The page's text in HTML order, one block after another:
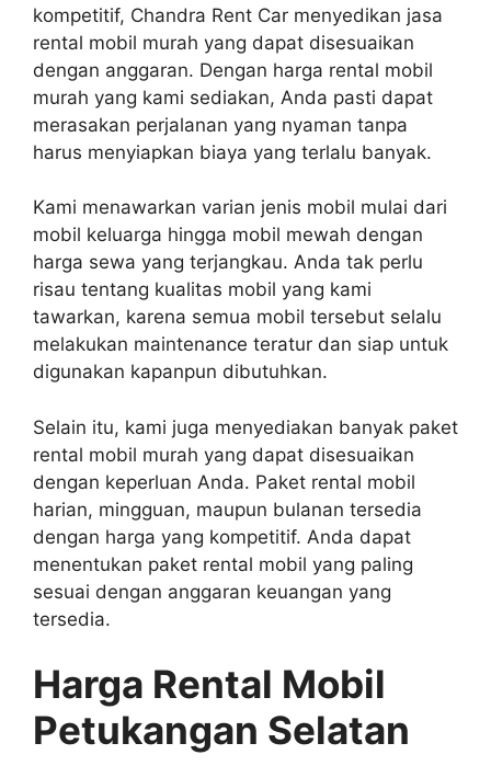
kompetitif, Chandra Rent Car menyedikan jasa
rental mobil murah yang dapat disesuaikan
dengan anggaran. Dengan harga rental mobil
murah yang kami sediakan, Anda pasti dapat
merasakan perjalanan yang nyaman tanpa
harus menyiapkan biaya yang terlalu banyak.
Kami menawarkan varian jenis mobil mulai dari
mobil keluarga hingga mobil mewah dengan
harga sewa yang terjangkau. Anda tak perlu
risau tentang kualitas mobil yang kami
tawarkan, karena semua mobil tersebut selalu
melakukan maintenance teratur dan siap untuk
digunakan kapanpun dibutuhkan.
Selain itu, kami juga menyediakan banyak paket
rental mobil murah yang dapat disesuaikan
dengan keperluan Anda. Paket rental mobil
harian, mingguan, maupun bulanan tersedia
dengan harga yang kompetitif. Anda dapat
menentukan paket rental mobil yang paling
sesuai dengan anggaran keuangan yang
tersedia.
Harga Rental Mobil
Petukangan Selatan